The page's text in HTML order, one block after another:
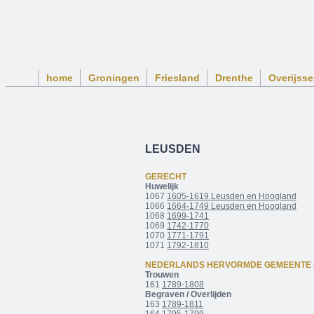
home Groningen Friesland Drenthe
LEUSDEN
GERECHT
Huwelijk
1067 1605-1619 Leusden en Hoogland
1066 1664-1749 Leusden en Hoogland
1068 1699-1741
1069 1742-1770
1070 1771-1791
1071 1792-1810
NEDERLANDS HERVORMDE GEMEENTE
Trouwen
161 1789-1808
Begraven / Overlijden
163 1789-1811